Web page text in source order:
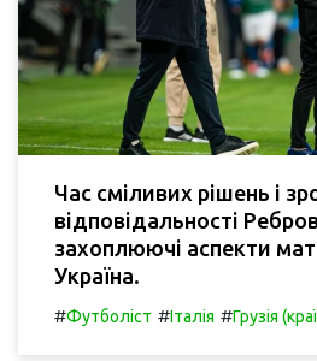
Час сміливих рішень і
відповідальності
захоплюючі аспекти
Україна.
#Футболіст #Італія #Грузія